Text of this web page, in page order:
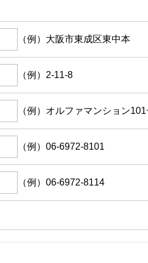
（例）大阪市東成区東中本
（例）2-11-8
（例）オルファマンション
（例）06-6972-8101
（例）06-6972-8114